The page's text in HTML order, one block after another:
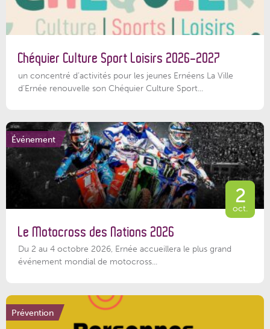
Chéquier Culture Sport Loisirs 2026-2027
un concentré d’activités pour les jeunes Ernéens La Ville
d’Ernée renouvelle son Chéquier Culture Sport...
Événement
2
oct.
Le Motocross des Nations 2026
Du 2 au 4 octobre 2026, Ernée accueillera le plus grand
événement mondial de motocross...
Prévention